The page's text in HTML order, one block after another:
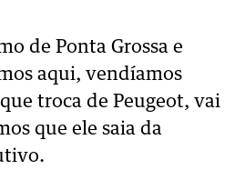
de Ponta Grossa e
aqui, vendíamos
troca de Peugeot, vai
que ele saia da